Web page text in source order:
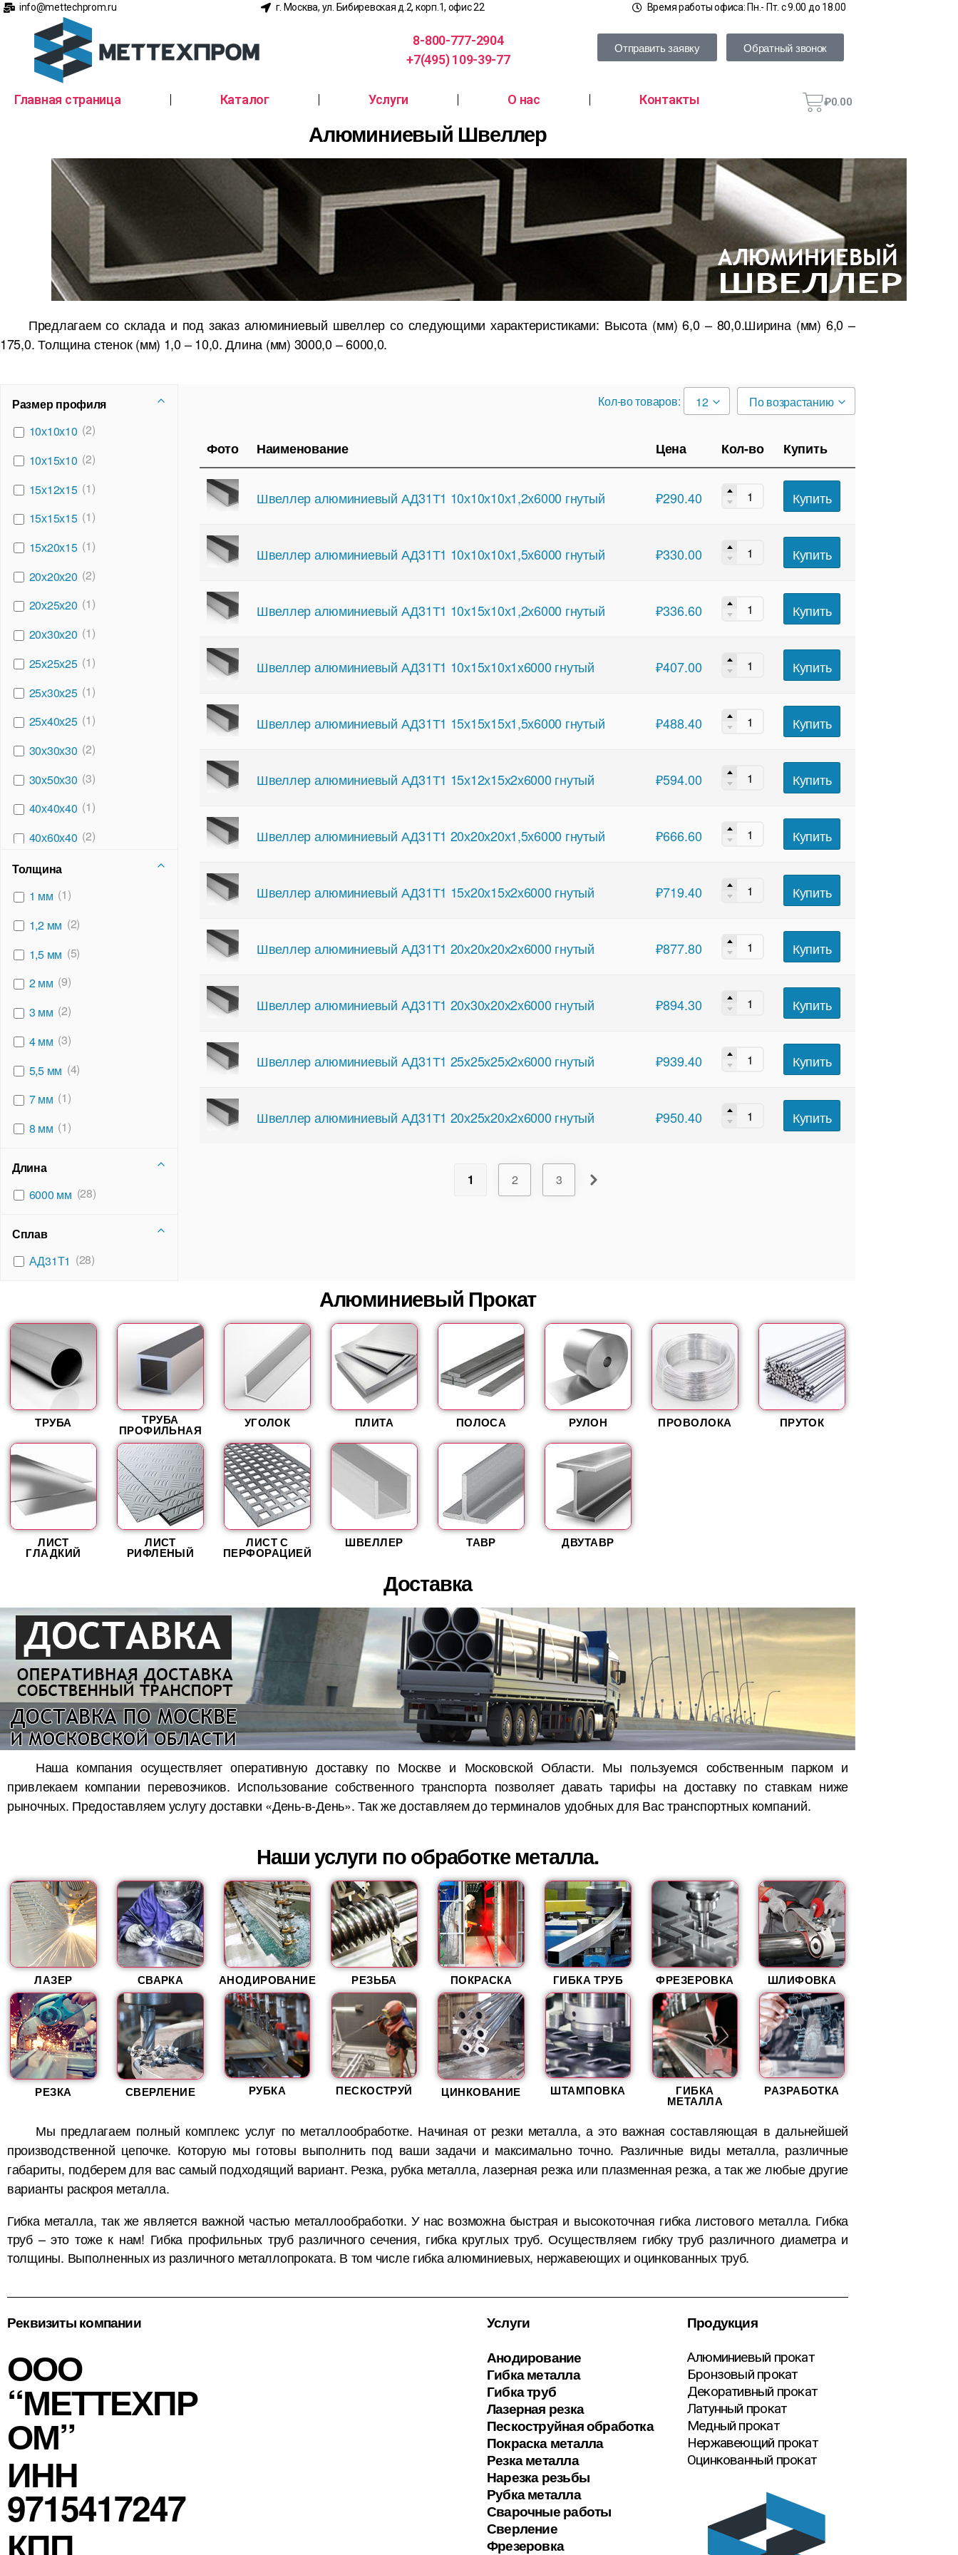
info@mettechprom.ru г. Москва, ул. Бибиревская д.2, корп.1, офис 22 Время работы офиса: Пн.- Пт. с 9.00 до 18.00
8-800-777-2904
+7(495) 109-39-77
Отправить заявку Обратный звонок
Главная страница Каталог Услуги О нас Контакты ₽0.00
Алюминиевый Швеллер
Предлагаем со склада и под заказ алюминиевый швеллер со следующими характеристиками: Высота (мм) 6,0 – 80,0.Ширина (мм) 6,0 –
175,0. Толщина стенок (мм) 1,0 – 10,0. Длина (мм) 3000,0 – 6000,0.
Размер профиля
10х10х10 (2)
10х15х10 (2)
15х12х15 (1)
15х15х15 (1)
15х20х15 (1)
20х20х20 (2)
20х25х20 (1)
20х30х20 (1)
25х25х25 (1)
25х30х25 (1)
25х40х25 (1)
30х30х30 (2)
30х50х30 (3)
40х40х40 (1)
40х60х40 (2)
40х80х40
50х100х50
50х80х50
60х130х60
65х150х65
80х140х80
Толщина
1 мм (1)
1,2 мм (2)
1,5 мм (5)
2 мм (9)
3 мм (2)
4 мм (3)
5,5 мм (4)
7 мм (1)
8 мм (1)
Длина
6000 мм (28)
Сплав
АД31Т1 (28)
Кол-во товаров: 12 По возрастанию
Фото Наименование Цена Кол-во Купить
Швеллер алюминиевый АД31Т1 10х10х10х1,2х6000 гнутый ₽290.40 Купить
Швеллер алюминиевый АД31Т1 10х10х10х1,5х6000 гнутый ₽330.00 Купить
Швеллер алюминиевый АД31Т1 10х15х10х1,2х6000 гнутый ₽336.60 Купить
Швеллер алюминиевый АД31Т1 10х15х10х1х6000 гнутый ₽407.00 Купить
Швеллер алюминиевый АД31Т1 15х15х15х1,5х6000 гнутый ₽488.40 Купить
Швеллер алюминиевый АД31Т1 15х12х15х2х6000 гнутый ₽594.00 Купить
Швеллер алюминиевый АД31Т1 20х20х20х1,5х6000 гнутый ₽666.60 Купить
Швеллер алюминиевый АД31Т1 15х20х15х2х6000 гнутый ₽719.40 Купить
Швеллер алюминиевый АД31Т1 20х20х20х2х6000 гнутый ₽877.80 Купить
Швеллер алюминиевый АД31Т1 20х30х20х2х6000 гнутый ₽894.30 Купить
Швеллер алюминиевый АД31Т1 25х25х25х2х6000 гнутый ₽939.40 Купить
Швеллер алюминиевый АД31Т1 20х25х20х2х6000 гнутый ₽950.40 Купить
1 2 3
Алюминиевый Прокат
ТРУБА ТРУБА
ПРОФИЛЬНАЯ УГОЛОК ПЛИТА ПОЛОСА РУЛОН ПРОВОЛОКА ПРУТОК
ЛИСТ
ГЛАДКИЙ
ЛИСТ
РИФЛЕНЫЙ
ЛИСТ С
ПЕРФОРАЦИЕЙ
ШВЕЛЛЕР ТАВР ДВУТАВР
Доставка
Наша компания осуществляет оперативную доставку по Москве и Московской Области. Мы пользуемся собственным парком и
привлекаем компании перевозчиков. Использование собственного транспорта позволяет давать тарифы на доставку по ставкам ниже
рыночных. Предоставляем услугу доставки «День-в-День». Так же доставляем до терминалов удобных для Вас транспортных компаний.
Наши услуги по обработке металла.
ЛАЗЕР СВАРКА АНОДИРОВАНИЕ РЕЗЬБА ПОКРАСКА ГИБКА ТРУБ ФРЕЗЕРОВКА ШЛИФОВКА
РЕЗКА СВЕРЛЕНИЕ РУБКА ПЕСКОСТРУЙ ЦИНКОВАНИЕ ШТАМПОВКА ГИБКА
МЕТАЛЛА
РАЗРАБОТКА
Мы предлагаем полный комплекс услуг по металлообработке. Начиная от резки металла, а это важная составляющая в дальнейшей
производственной цепочке. Которую мы готовы выполнить под ваши задачи и максимально точно. Различные виды металла, различные
габариты, подберем для вас самый подходящий вариант. Резка, рубка металла, лазерная резка или плазменная резка, а так же любые другие
варианты раскроя металла.
Гибка металла, так же является важной частью металлообработки. У нас возможна быстрая и высокоточная гибка листового металла. Гибка
труб – это тоже к нам! Гибка профильных труб различного сечения, гибка круглых труб. Осуществляем гибку труб различного диаметра и
толщины. Выполненных из различного металлопроката. В том числе гибка алюминиевых, нержавеющих и оцинкованных труб.
Реквизиты компании
ООО
“МЕТТЕХПР
ОМ”
ИНН
9715417247
КПП
Услуги
Анодирование
Гибка металла
Гибка труб
Лазерная резка
Пескоструйная обработка
Покраска металла
Резка металла
Нарезка резьбы
Рубка металла
Сварочные работы
Сверление
Фрезеровка
Продукция
Алюминиевый прокат
Бронзовый прокат
Декоративный прокат
Латунный прокат
Медный прокат
Нержавеющий прокат
Оцинкованный прокат